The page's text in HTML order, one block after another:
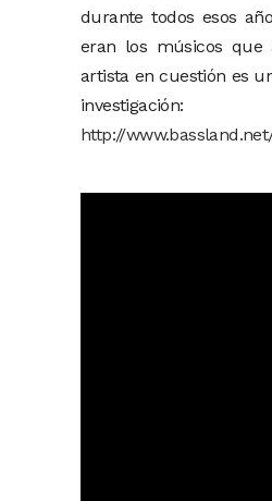
durante todos esos
eran los músicos que
artista en cuestión es
investigación:
http://